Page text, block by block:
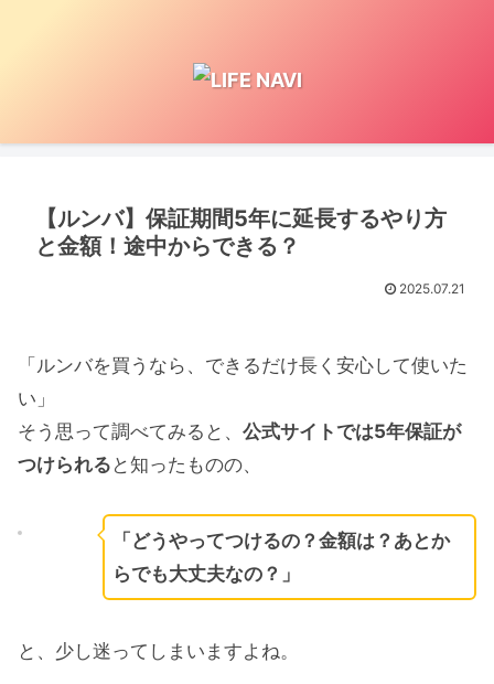
【ルンバ】保証期間5年に延長するやり方
と金額！途中からできる？
2025.07.21
「ルンバを買うなら、できるだけ長く安心して使いた
い」
そう思って調べてみると、 公式サイトでは5年保証が
つけられる と知ったものの、
「どうやってつけるの？金額は？あとか
らでも大丈夫なの？」
と、少し迷ってしまいますよね。